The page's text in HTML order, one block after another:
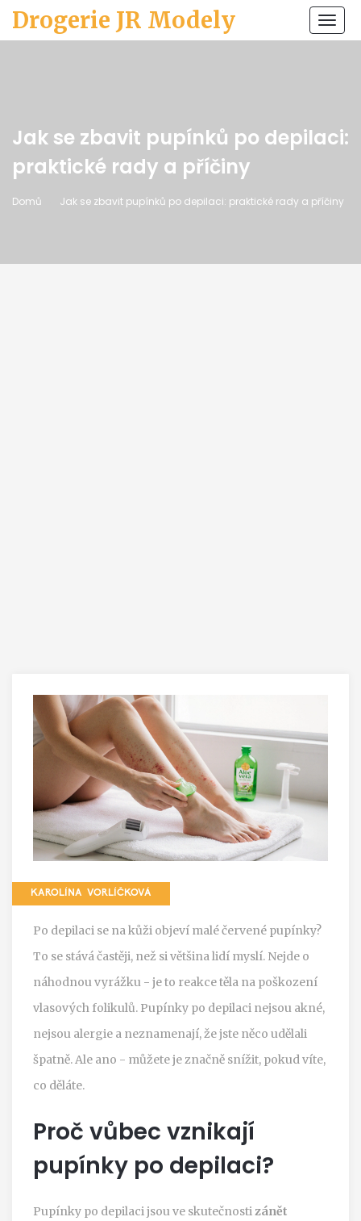
Drogerie JR Modely
Jak se zbavit pupínků po depilaci:
praktické rady a příčiny
Domů Jak se zbavit pupínků po depilaci: praktické rady a příčiny
KAROLÍNA VORLÍČKOVÁ
Po depilaci se na kůži objeví malé červené pupínky?
To se stává častěji, než si většina lidí myslí. Nejde o
náhodnou vyrážku - je to reakce těla na poškození
vlasových folikulů. Pupínky po depilaci nejsou akné,
nejsou alergie a neznamenají, že jste něco udělali
špatně. Ale ano - můžete je značně snížit, pokud víte,
co děláte.
Proč vůbec vznikají
pupínky po depilaci?
Pupínky po depilaci jsou ve skutečnostizánět